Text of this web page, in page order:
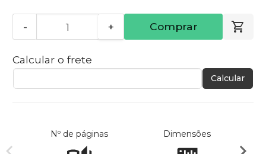
- + Comprar
Calcular o frete
Calcular
Nº de páginas Dimensões